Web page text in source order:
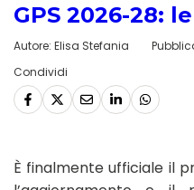
GPS 2026-28:
Autore: Elisa Stefania
Condividi
È finalmente ufficiale il